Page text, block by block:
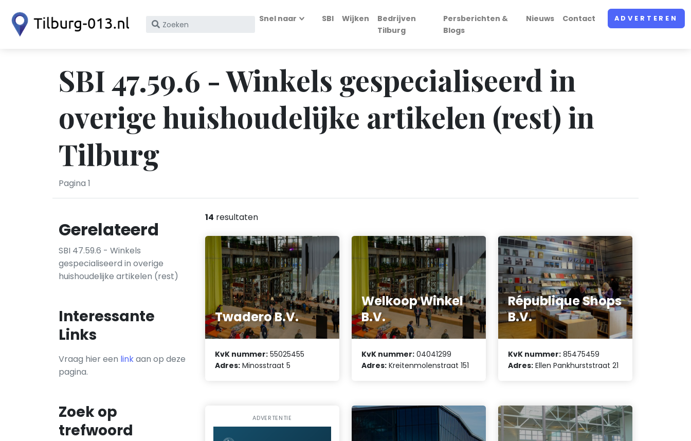
Zoek
KvK
nummer
Snel naar SBI Wijken
Bedrijven
Tilburg
Persberichten &
Blogs
Nieuws Contact ADVERTEREN
SBI 47.59.6 - Winkels gespecialiseerd in
overige huishoudelijke artikelen (rest) in
Tilburg
Pagina 1
Gerelateerd
SBI 47.59.6 - Winkels
gespecialiseerd in overige
huishoudelijke artikelen (rest)
Interessante
Links
Vraag hier een linkaan op deze
pagina.
Zoek op
trefwoord
14 resultaten
Twadero B.V.
KvK nummer: 55025455
Adres: Minosstraat 5
Welkoop Winkel
B.V.
KvK nummer: 04041299
Adres: Kreitenmolenstraat 151
République Shops
B.V.
KvK nummer: 85475459
Adres: Ellen Pankhurststraat 21
ADVERTENTIE